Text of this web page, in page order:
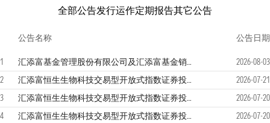
全部公告发行运作定期报告其它公告
公告名称 公告日期
1 汇添富基金管理股份有限公司及汇添富基金销售（上海）有限公司关于零售直销业务迁移安排的联合提示性公告
2026-08-03
2
汇添富恒生生物科技交易型开放式指数证券投资基金发起式联接基金（QDII）2026年第2季度报告
2026-07-21
3
汇添富恒生生物科技交易型开放式指数证券投资基金发起式联接基金（QDII）更新招募说明书（2026年7月20日更新）
2026-07-20
4
汇添富恒生生物科技交易型开放式指数证券投资基金发起式联接基金（QDII）C类份额更新基金产品资料概要(2026年07月20日更新) 2026-07-20